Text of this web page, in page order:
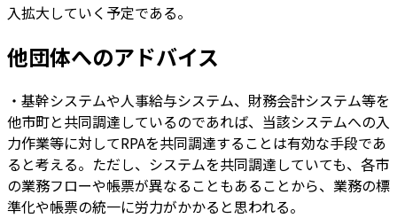
入拡大していく予定である。
他団体へのアドバイス
・基幹システムや人事給与システム、財務会計システム等を
他市町と共同調達しているのであれば、当該システムへの入
力作業等に対してRPAを共同調達することは有効な手段であ
ると考える。ただし、システムを共同調達していても、各市
の業務フローや帳票が異なることもあることから、業務の標
準化や帳票の統一に労力がかかると思われる。